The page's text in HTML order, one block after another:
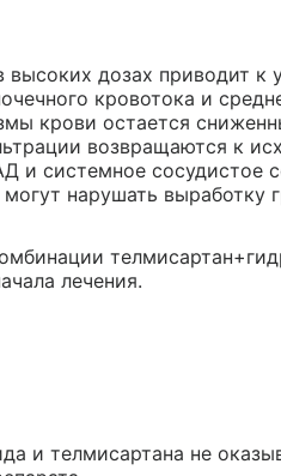
дозах приводит
кровотока и
крови остается
возвращаются к
и системное сосудистое
нарушать выработку
лечения.
и телмисартана не